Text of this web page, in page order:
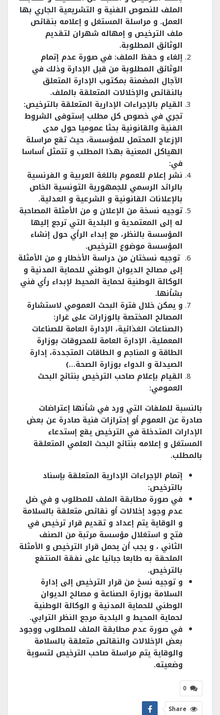
الملف للنصوص الفنية و التشريعية الجاري بها
العمل. و مراسلة المستغل و إعلامه بنقائص
ملف الترخيص و إمهاله شهران لتقديم
الوثائق المطلوبة.
إلغاء و حفظ الملف: في صورة عدم إتمام
الوثائق المطلوبة من قبل الإدارة وذلك في
الآجال المضمنة بمكتوب الإدارة المتعلق
بالنقائص والإخلالات المتعلقة بالملف.
القيام بالإجراءات الإدارية المتعلقة بالترخيص:
تجري في خصوص كل مطلب إستوفى الشروط
الفنية والقانونية بحثا عموميا حول مدى
الإزعاج المحتمل للمؤسسة، حيث تقع مراسلة
الهياكل المعنية بهذا المطلب و تتمثل أساسا
في:
نشر إعلام للعموم باللغة العربية و الفرنسية
بالرائد الرسمي للجمهورية التونسية الخاص
بالإعلانات القانونية و الشرعية و العدلية.
توجيه نسخة من الإعلان و من الأمثلة المصاحبة
له إلى المعتمدية و البلدية التي ترجع إليها
المؤسسة بالنظر، مع إبداء الرأي حول إنشاء
المؤسسة موضوع الترخيص.
توجيه نسختان من دراسة الأخطار و من الأمثلة
إلى مصالح الديوان الوطني للحماية المدنية و
الوكالة الوطنية لحماية المحيط لإبداء رأي فني
بشأنها.
و يمكن خلال فترة البحث العمومي لاستشارة
المصالح المختصة بالوزارات على غرار:
(الصناعات الغذائية، الإدارة العامة للصناعات
المعملية، الإدارة العامة للمحروقات بوزارة
الطاقة و المناجم و الطاقات المتجددة، إدارة
الصيدلة و الدواء بوزارة الصحة…)
القيام بإعلام صاحب الترخيص بنتائج البحث
العمومي:
بالنسبة للملفات التي ورد في شأنها إعتراضات
صادرة عن العموم أو إحترازات فنية صادرة عن بعض
الإدارات المتدخلة في الترخيص يقع إستدعاء
المستغل و إعلامه بنتائج البحث العلمي المتعلقة
بالمطلب.
إتمام الإجراءات الإدارية المتعلقة بإسناد
بالترخيص:
في صورة مطابقة الملف للمطلوب و في ضل
عدم وجود إخلالات أو نقائص متعلقة بالسلامة
و الوقاية يتم إعداد و تقديم قرار ترخيص في
فتح و استغلال مؤسسة مرتبة من الصنف
الثاني ، و يجب أن يحمل قرار الترخيص و الأمثلة
الملحقة به طابعا جبائيا على نفقة المنتفع
بالترخيص.
و توجيه نسخ من قرار الترخيص إلى إدارة
السلامة بوزارة الصناعة و مصالح الديوان
الوطني للحماية المدنية و الوكالة الوطنية
لحماية المحيط و البلدية مرجع النظر الترابي.
في صورة عدم مطابقة الملف للمطلوب ووجود
بعض الإخلالات والنقائص متعلقة بالسلامة
والوقاية يتم مراسلة صاحب الترخيص لتسوية
وضعيته.
0
Share